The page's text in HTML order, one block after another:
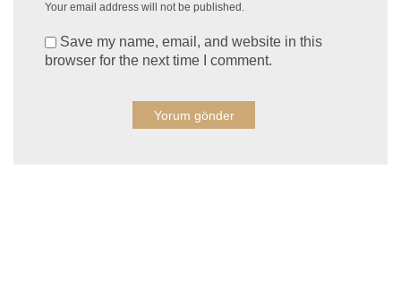
Your email address will not be published.
Save my name, email, and website in this
browser for the next time I comment.